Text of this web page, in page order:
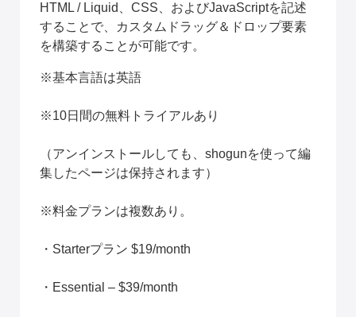
HTML / Liquid、CSS、およびJavaScriptを記述
することで、カスタムドラッグ＆ドロップ要素
を構築することが可能です。
※基本言語は英語
※10日間の無料トライアルあり
（アンインストールしても、shogunを使って編
集したページは保持されます）
※料金プランは複数あり。
・Starterプラン $19/month
・Essential – $39/month